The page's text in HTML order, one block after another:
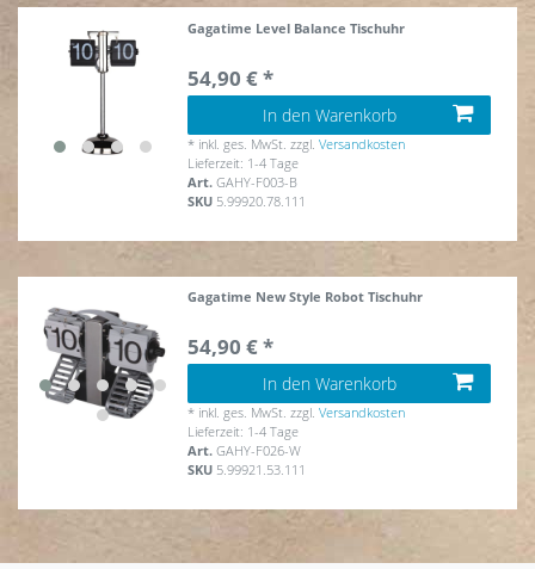
Gagatime Level Balance Tischuhr
54,90 € *
In den Warenkorb
* inkl. ges. MwSt. zzgl.Versandkosten
Lieferzeit: 1-4 Tage
Art.GAHY-F003-B
SKU 5.99920.78.111
Gagatime New Style Robot Tischuhr
54,90 € *
In den Warenkorb
* inkl. ges. MwSt. zzgl.Versandkosten
Lieferzeit: 1-4 Tage
Art.GAHY-F026-W
SKU 5.99921.53.111